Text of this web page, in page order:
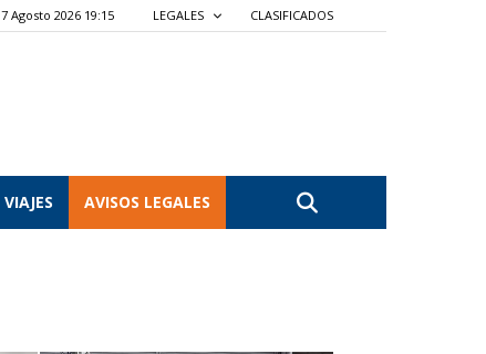
7 Agosto 2026 19:15 LEGALES CLASIFICADOS
VIAJES AVISOS LEGALES